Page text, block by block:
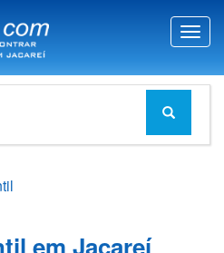
T
o
g
g
n
em Jacareí